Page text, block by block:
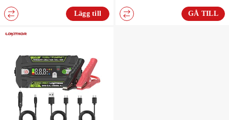
Lägg till GÅ TILL